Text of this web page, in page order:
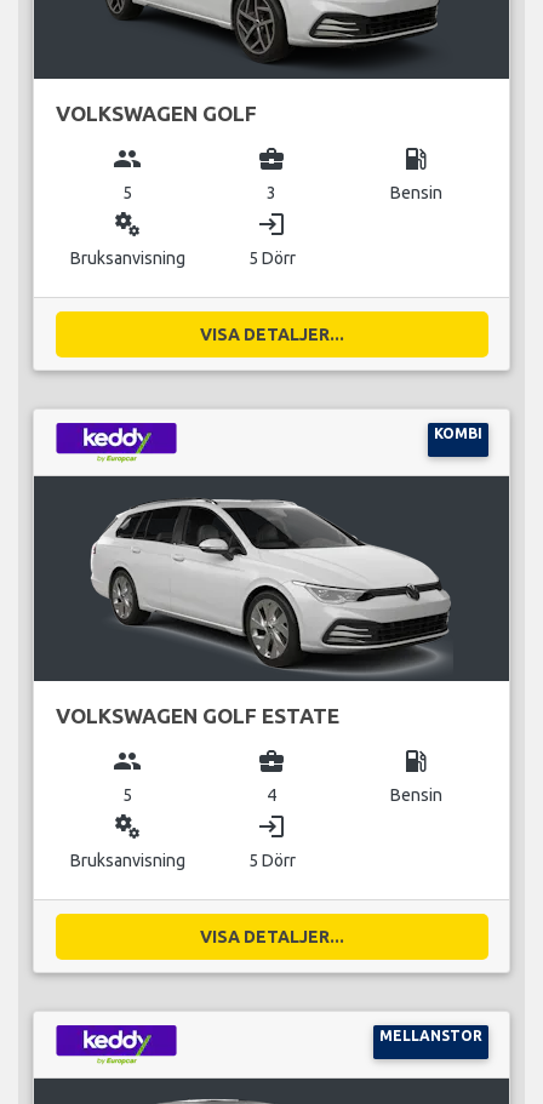
VOLKSWAGEN GOLF
group
5
business_center
3
local_gas_station
Bensin
miscellaneous_services
Bruksanvisning
login
5 Dörr
VISA DETALJER...
KOMBI
VOLKSWAGEN GOLF ESTATE
group
5
business_center
4
local_gas_station
Bensin
miscellaneous_services
Bruksanvisning
login
5 Dörr
VISA DETALJER...
MELLANSTOR